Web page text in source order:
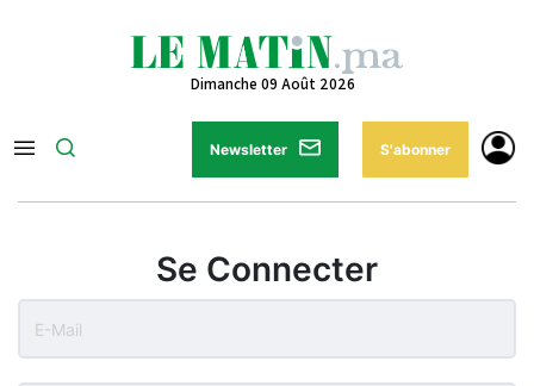
Dimanche 09 Août 2026
Newsletter S'abonner
Se Connecter